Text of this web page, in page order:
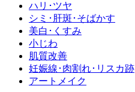
ハリ･ツヤ
シミ･肝斑･そばかす
美白･くすみ
小じわ
肌質改善
妊娠線･肉割れ･リスカ跡
アートメイク